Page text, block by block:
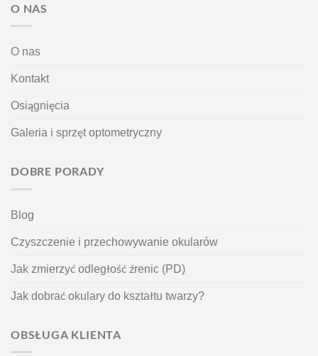
O NAS
O nas
Kontakt
Osiągnięcia
Galeria i sprzęt optometryczny
DOBRE PORADY
Blog
Czyszczenie i przechowywanie okularów
Jak zmierzyć odległość źrenic (PD)
Jak dobrać okulary do kształtu twarzy?
OBSŁUGA KLIENTA